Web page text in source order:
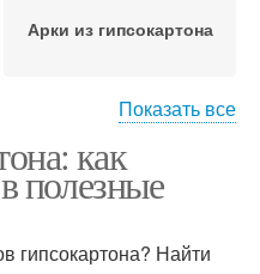
Арки из гипсокартона
Шкаф из гипсокартона
Показать все
как
полезные
гипсокартона? Найти